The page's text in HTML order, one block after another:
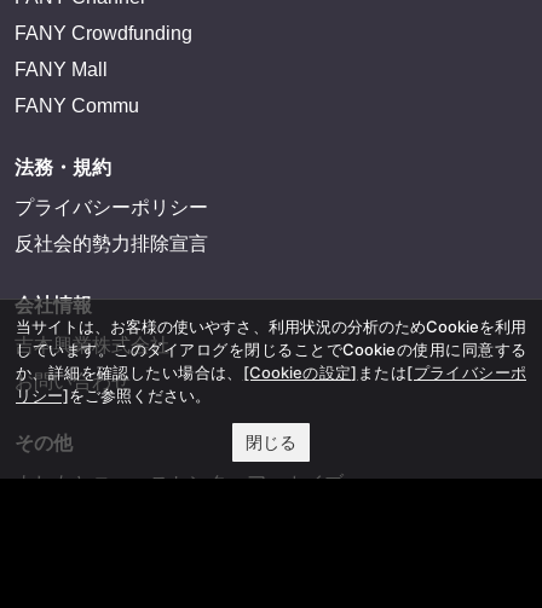
FANY Crowdfunding
FANY Mall
FANY Commu
法務・規約
プライバシーポリシー
反社会的勢力排除宣言
会社情報
吉本興業株式会社
お問い合わせ
その他
よしもとニュースセンターアーカイブ
当サイトは、お客様の使いやすさ、利用状況の分析のためCookieを利用
しています。このダイアログを閉じることでCookieの使用に同意する
か、詳細を確認したい場合は、 [Cookieの設定] または[プライバシーポ
リシー]をご参照ください。
閉じる